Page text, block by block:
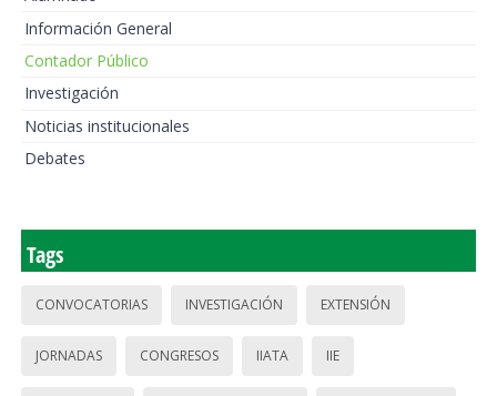
Información General
Contador Público
Investigación
Noticias institucionales
Debates
Tags
CONVOCATORIAS INVESTIGACIÓN EXTENSIÓN
JORNADAS CONGRESOS IIATA IIE